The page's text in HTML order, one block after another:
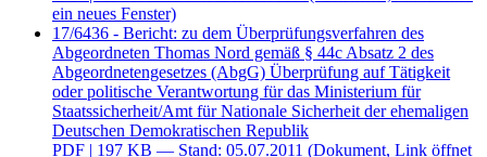
ein neues Fenster)
17/6436 - Bericht: zu dem Überprüfungsverfahren des
Abgeordneten Thomas Nord gemäß § 44c Absatz 2 des
Abgeordnetengesetzes (AbgG) Überprüfung auf Tätigkeit
oder politische Verantwortung für das Ministerium für
Staatssicherheit/Amt für Nationale Sicherheit der ehemaligen
Deutschen Demokratischen Republik
PDF | 197 KB — Stand: 05.07.2011 (Dokument, Link öffnet